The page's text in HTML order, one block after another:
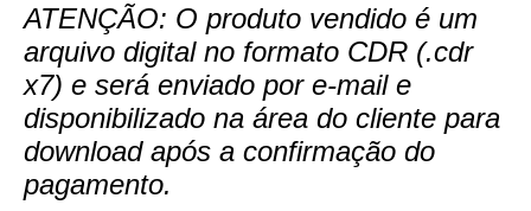
ATENÇÃO: O produto vendido é um
arquivo digital no formato CDR (.cdr
x7) e será enviado por e-mail e
disponibilizado na área do cliente para
download após a confirmação do
pagamento.